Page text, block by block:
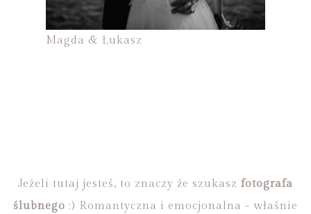
Magda & Łukasz
Jeżeli tutaj jesteś, to znaczy że szukasz fotografa
ślubnego :) Romantyczna i emocjonalna - właśnie